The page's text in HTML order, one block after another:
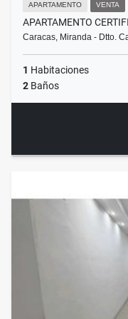
APARTAMENTO VENTA
APARTAMENTO
Caracas, Miranda - Dtto.
1 Habitaciones
2 Baños